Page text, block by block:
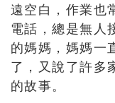
遠空白，作業也
電話，總是無人
的媽媽，媽媽一
了，又說了許多
的故事。